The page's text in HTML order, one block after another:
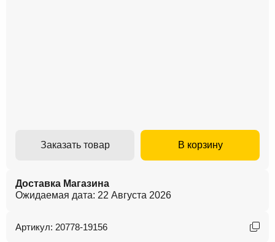
Заказать товар В корзину
Доставка Магазина
Ожидаемая дата: 22 Августа 2026
Артикул: 20778-19156